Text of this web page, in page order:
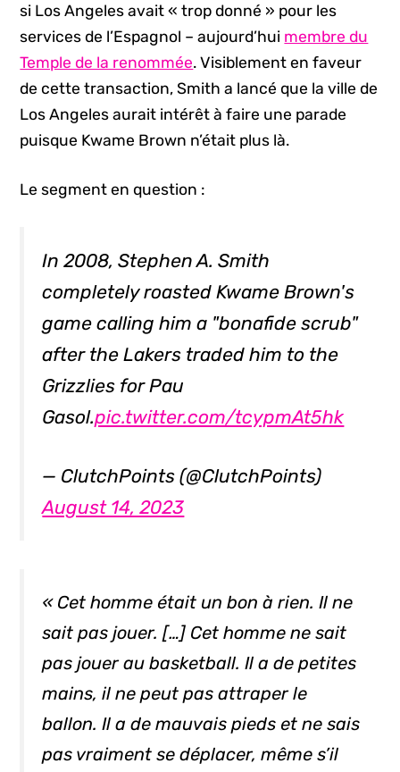
si Los Angeles avait « trop donné » pour les
services de l’Espagnol – aujourd’hui membre du
Temple de la renommée. Visiblement en faveur
de cette transaction, Smith a lancé que la ville de
Los Angeles aurait intérêt à faire une parade
puisque Kwame Brown n’était plus là.
Le segment en question :
In 2008, Stephen A. Smith
completely roasted Kwame Brown's
game calling him a "bonafide scrub"
after the Lakers traded him to the
Grizzlies for Pau
Gasol.pic.twitter.com/tcypmAt5hk
— ClutchPoints (@ClutchPoints)
August 14, 2023
« Cet homme était un bon à rien. Il ne
sait pas jouer. […] Cet homme ne sait
pas jouer au basketball. Il a de petites
mains, il ne peut pas attraper le
ballon. Il a de mauvais pieds et ne sais
pas vraiment se déplacer, même s’il